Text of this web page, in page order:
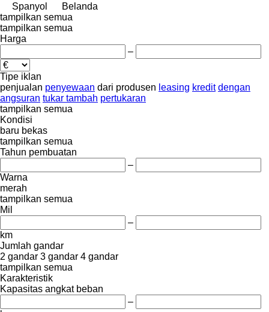
Spanyol
Belanda
tampilkan semua
tampilkan semua
Harga
–
Tipe iklan
penjualan penyewaan dari produsen leasing kredit dengan
angsuran tukar tambah pertukaran
tampilkan semua
Kondisi
baru bekas
tampilkan semua
Tahun pembuatan
–
Warna
merah
tampilkan semua
Mil
–
km
Jumlah gandar
2 gandar 3 gandar 4 gandar
tampilkan semua
Karakteristik
Kapasitas angkat beban
–